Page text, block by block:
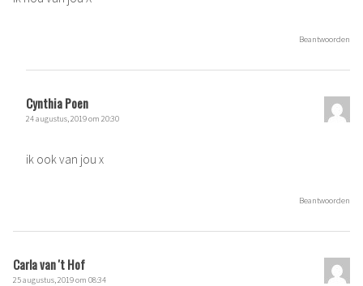
Beantwoorden
Cynthia Poen
24 augustus, 2019 om 20:30
ik ook van jou x
Beantwoorden
Carla van 't Hof
25 augustus, 2019 om 08:34